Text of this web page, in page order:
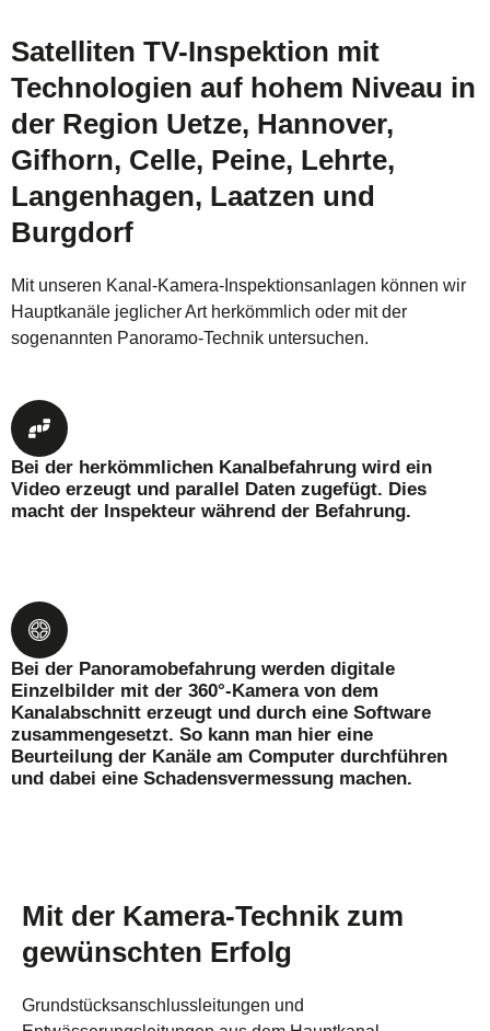
Satelliten TV-Inspektion mit
Technologien auf hohem Niveau in
der Region Uetze, Hannover,
Gifhorn, Celle, Peine, Lehrte,
Langenhagen, Laatzen und
Burgdorf
Mit unseren Kanal-Kamera-Inspektionsanlagen können wir
Hauptkanäle jeglicher Art herkömmlich oder mit der
sogenannten Panoramo-Technik untersuchen.
Bei der herkömmlichen Kanalbefahrung wird ein
Video erzeugt und parallel Daten zugefügt. Dies
macht der Inspekteur während der Befahrung.
Bei der Panoramobefahrung werden digitale
Einzelbilder mit der 360°-Kamera von dem
Kanalabschnitt erzeugt und durch eine Software
zusammengesetzt. So kann man hier eine
Beurteilung der Kanäle am Computer durchführen
und dabei eine Schadensvermessung machen.
Mit der Kamera-Technik zum
gewünschten Erfolg
Grundstücksanschlussleitungen und